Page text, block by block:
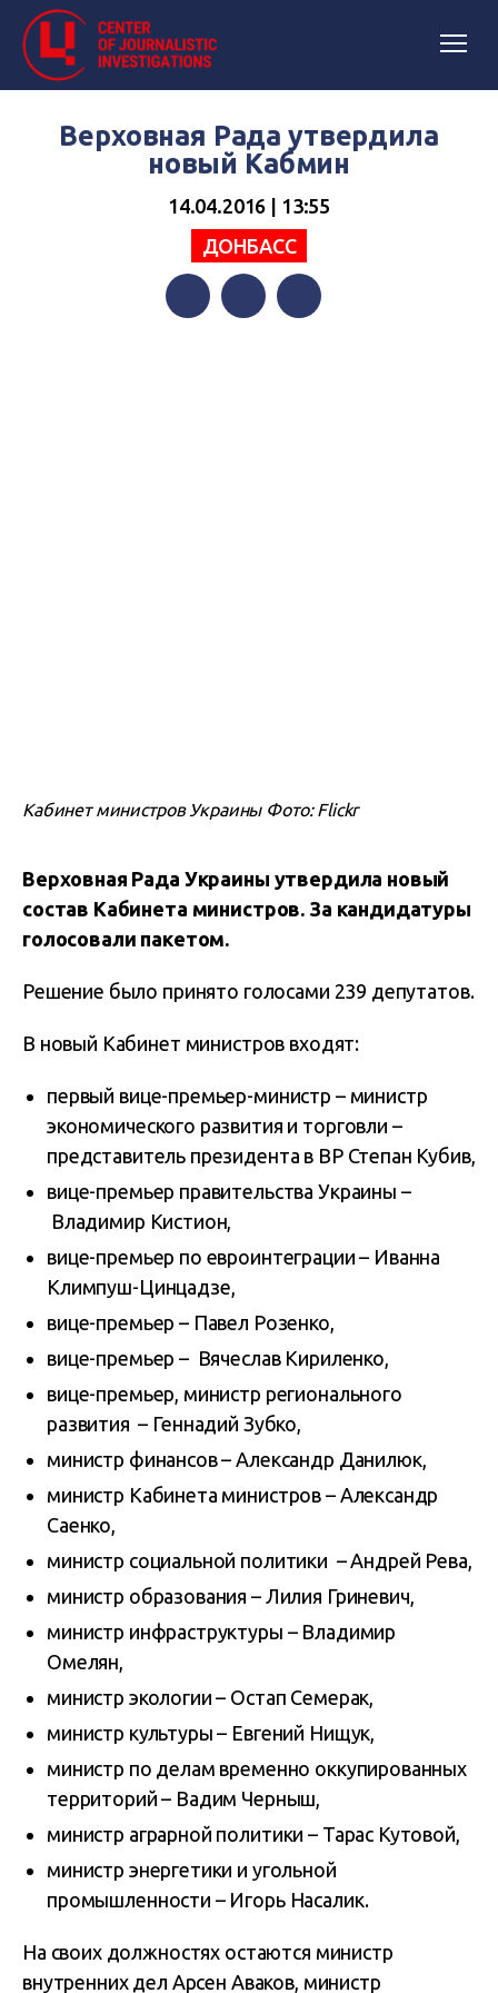
Верховная Рада утвердила
новый Кабмин
14.04.2016 | 13:55
ДОНБАСС
Кабинет министров Украины Фото: Flickr
Верховная Рада Украины утвердила новый
состав Кабинета министров. За кандидатуры
голосовали пакетом.
Решение было принято голосами 239 депутатов.
В новый Кабинет министров входят:
первый вице-премьер-министр – министр
экономического развития и торговли –
представитель президента в ВР Степан Кубив,
вице-премьер правительства Украины –
Владимир Кистион,
вице-премьер по евроинтеграции – Иванна
Климпуш-Цинцадзе,
вице-премьер – Павел Розенко,
вице-премьер – Вячеслав Кириленко,
вице-премьер, министр регионального
развития – Геннадий Зубко,
министр финансов – Александр Данилюк,
министр Кабинета министров – Александр
Саенко,
министр социальной политики – Андрей Рева,
министр образования – Лилия Гриневич,
министр инфраструктуры – Владимир
Омелян,
министр экологии – Остап Семерак,
министр культуры – Евгений Нищук,
министр по делам временно оккупированных
территорий – Вадим Черныш,
министр аграрной политики – Тарас Кутовой,
министр энергетики и угольной
промышленности – Игорь Насалик.
На своих должностях остаются министр
внутренних дел Арсен Аваков, министр